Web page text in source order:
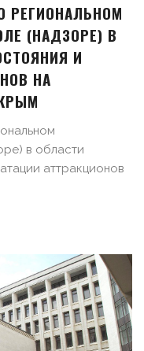
РЕГИОНАЛЬНОМ
(НАДЗОРЕ) В
И
НА
в области
аттракционов